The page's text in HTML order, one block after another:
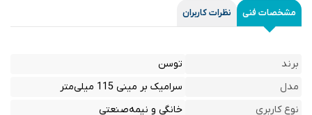
مشخصات فنی نظرات کاربران
برند
توسن
مدل
سرامیک بر مینی 115 میلی‌متر
نوع کاربری
خانگی و نیمه‌صنعتی